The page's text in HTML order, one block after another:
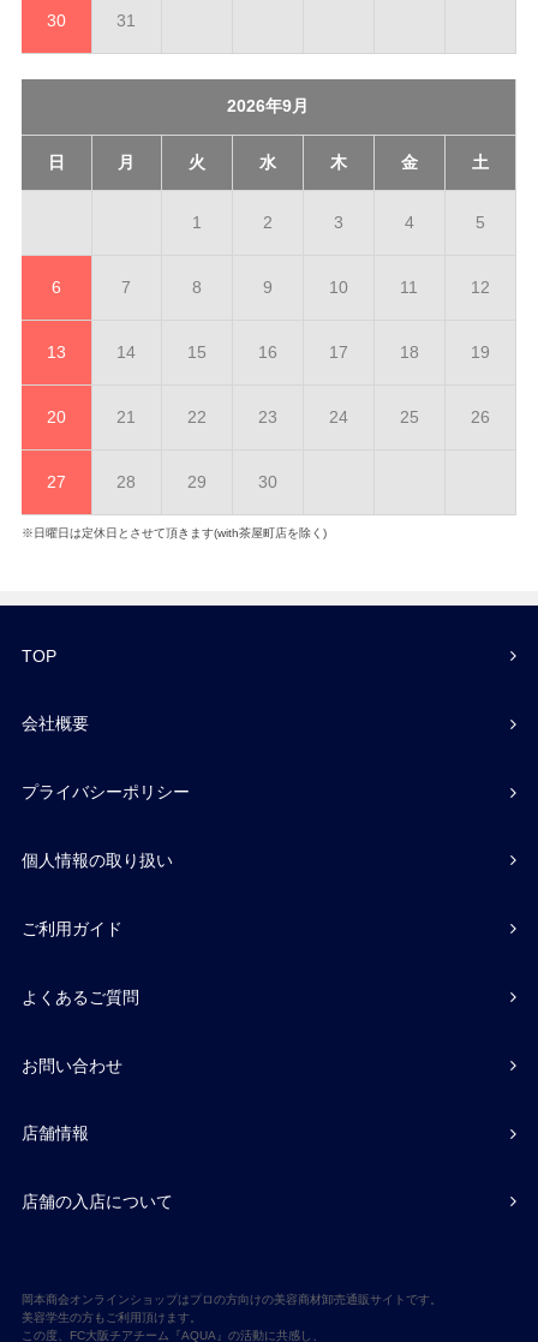
30 31
2026年9月
日 月 火 水 木 金 土
1 2 3 4 5
6 7 8 9 10 11 12
13 14 15 16 17 18 19
20 21 22 23 24 25 26
27 28 29 30
※日曜日は定休日とさせて頂きます(with茶屋町店を除く)
TOP
会社概要
プライバシーポリシー
個人情報の取り扱い
ご利用ガイド
よくあるご質問
お問い合わせ
店舗情報
店舗の入店について
岡本商会オンラインショップはプロの方向けの美容商材卸売通販サイトです。
美容学生の方もご利用頂けます。
この度、FC大阪チアチーム『AQUA』の活動に共感し、